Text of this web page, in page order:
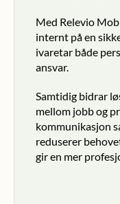
Med Relevio
internt på en
ivaretar både
ansvar.
Samtidig bidrar
mellom jobb og
kommunikasjon
reduserer
gir en mer